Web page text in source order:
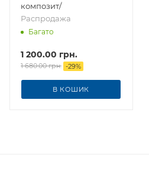
композит/
Распродажа
Багато
1 200.00 грн.
1 680.00грн. -29%
В КОШИК